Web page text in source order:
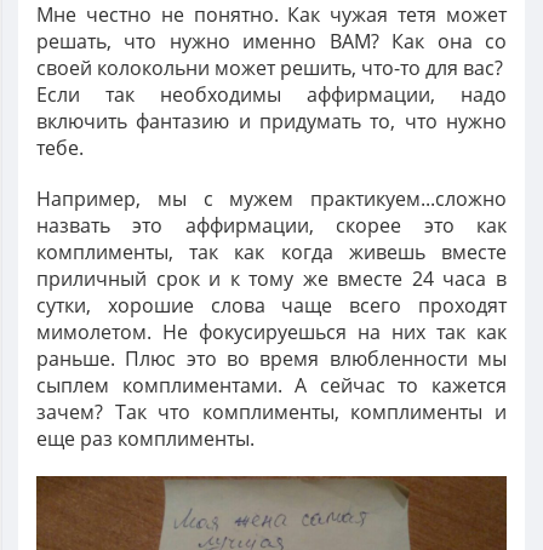
Мне честно не понятно. Как чужая тетя может
решать, что нужно именно ВАМ? Как она со
своей колокольни может решить, что-то для вас?
Если так необходимы аффирмации, надо
включить фантазию и придумать то, что нужно
тебе.
Например, мы с мужем практикуем...сложно
назвать это аффирмации, скорее это как
комплименты, так как когда живешь вместе
приличный срок и к тому же вместе 24 часа в
сутки, хорошие слова чаще всего проходят
мимолетом. Не фокусируешься на них так как
раньше. Плюс это во время влюбленности мы
сыплем комплиментами. А сейчас то кажется
зачем? Так что комплименты, комплименты и
еще раз комплименты.